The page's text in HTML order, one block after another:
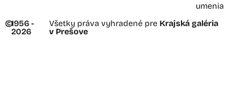
umenia
©1956 -
2026
Všetky práva vyhradené pre Krajská galéria
v Prešove